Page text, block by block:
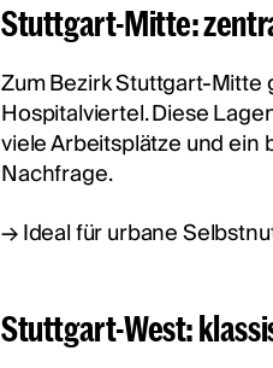
Stuttgart-Mitte:
Zum Bezirk Stuttgart-
Hospitalviertel. Diese
viele Arbeitsplätze und
Nachfrage.
→ Ideal für urbane
Stuttgart-West: